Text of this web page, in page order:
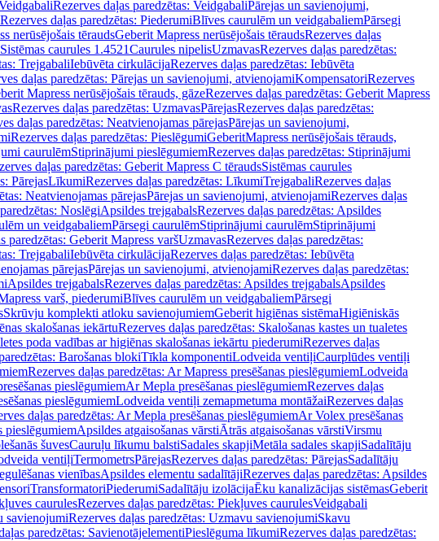
Rezerves daļas paredzētas: VeidgabaliPārejas un savienojumi,
Rezerves daļas paredzētas: PiederumiBlīves caurulēm un veidgabaliemPārsegi
nerūsējošais tēraudsGeberit Mapress nerūsējošais tēraudsRezerves daļas
Sistēmas caurules 1.4521Caurules nipelisUzmavasRezerves daļas paredzētas:
TrejgabaliIebūvēta cirkulācijaRezerves daļas paredzētas: Iebūvēta
daļas paredzētas: Pārejas un savienojumi, atvienojamiKompensatoriRezerves
Mapress nerūsējošais tērauds, gāzeRezerves daļas paredzētas: Geberit Mapress
Rezerves daļas paredzētas: UzmavasPārejasRezerves daļas paredzētas:
daļas paredzētas: Neatvienojamas pārejasPārejas un savienojumi,
Rezerves daļas paredzētas: PieslēgumiGeberitMapress nerūsējošais tērauds,
caurulēmStiprinājumi pieslēgumiemRezerves daļas paredzētas: Stiprinājumi
daļas paredzētas: Geberit Mapress C tēraudsSistēmas caurules
PārejasLīkumiRezerves daļas paredzētas: LīkumiTrejgabaliRezerves daļas
Neatvienojamas pārejasPārejas un savienojumi, atvienojamiRezerves daļas
NoslēgiApsildes trejgabalsRezerves daļas paredzētas: Apsildes
un veidgabaliemPārsegi caurulēmStiprinājumi caurulēmStiprinājumi
paredzētas: Geberit Mapress varšUzmavasRezerves daļas paredzētas:
TrejgabaliIebūvēta cirkulācijaRezerves daļas paredzētas: Iebūvēta
pārejasPārejas un savienojumi, atvienojamiRezerves daļas paredzētas:
Apsildes trejgabalsRezerves daļas paredzētas: Apsildes trejgabalsApsildes
varš, piederumiBlīves caurulēm un veidgabaliemPārsegi
Skrūvju komplekti atloku savienojumiemGeberit higiēnas sistēmaHigiēniskās
skalošanas iekārtuRezerves daļas paredzētas: Skalošanas kastes un tualetes
poda vadības ar higiēnas skalošanas iekārtu piederumiRezerves daļas
Barošanas blokiTīkla komponentiLodveida ventiļiCaurplūdes ventiļi
Rezerves daļas paredzētas: Ar Mapress presēšanas pieslēgumiemLodveida
pieslēgumiemAr Mepla presēšanas pieslēgumiemRezerves daļas
pieslēgumiemLodveida ventiļi zemapmetuma montāžaiRezerves daļas
daļas paredzētas: Ar Mepla presēšanas pieslēgumiemAr Volex presēšanas
pieslēgumiemApsildes atgaisošanas vārstiĀtrās atgaisošanas vārstiVirsmu
šuvesCauruļu līkumu balstiSadales skapjiMetāla sadales skapjiSadalītāju
ventiļiTermometrsPārejasRezerves daļas paredzētas: PārejasSadalītāju
vienībasApsildes elementu sadalītājiRezerves daļas paredzētas: Apsildes
TransformatoriPiederumiSadalītāju izolācijaĒku kanalizācijas sistēmasGeberit
caurulesRezerves daļas paredzētas: Piekļuves caurulesVeidgabali
savienojumiRezerves daļas paredzētas: Uzmavu savienojumiSkavu
paredzētas: SavienotājelementiPieslēguma līkumiRezerves daļas paredzētas: